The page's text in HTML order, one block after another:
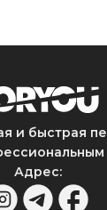
и быстрая
Адрес: